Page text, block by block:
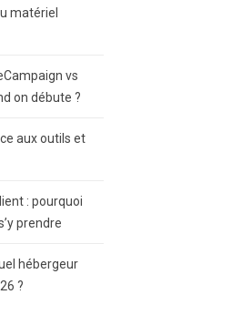
matériel
vs
on débute ?
aux outils et
: pourquoi
prendre
hébergeur
?